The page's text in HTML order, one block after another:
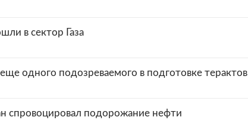
в сектор Газа
одного подозреваемого в подготовке терактов
спровоцировал подорожание нефти